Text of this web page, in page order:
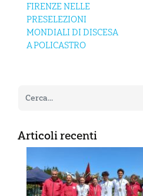
FIRENZE NELLE
PRESELEZIONI
MONDIALI DI DISCESA
A POLICASTRO
Articoli recenti